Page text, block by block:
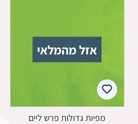
אזל מהמלאי
מפיות גדולות פרש ליים